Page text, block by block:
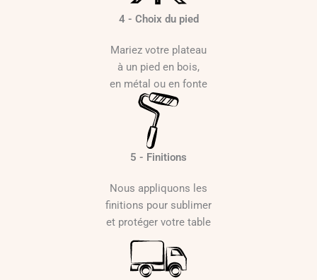
4 - Choix du pied
Mariez votre plateau
à un pied en bois,
en métal ou en fonte
5 - Finitions
Nous appliquons les
finitions pour sublimer
et protéger votre table